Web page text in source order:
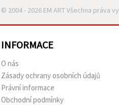
© 2004 - 2026 EM ART Všechna práva
INFORMACE
O nás
Zásady ochrany osobních údajů
Právní informace
Obchodní podmínky